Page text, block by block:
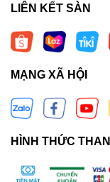
LIÊN KẾT SÀN
MẠNG XÃ HỘI
HÌNH THỨC